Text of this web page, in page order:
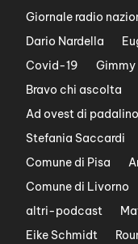
Giornale radio
Dario Nardella
Covid-19
Gimmy
Bravo chi ascolta
Ad ovest di padalino
Stefania Saccardi
Comune di Pisa
Comune di Livorno
altri-podcast
Eike Schmidt